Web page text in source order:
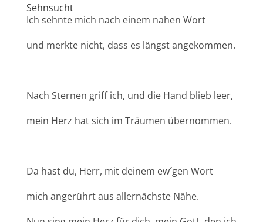
Sehnsucht
Ich sehnte mich nach einem nahen Wort
und merkte nicht, dass es längst angekommen.
Nach Sternen griff ich, und die Hand blieb leer,
mein Herz hat sich im Träumen übernommen.
Da hast du, Herr, mit deinem ew´gen Wort
mich angerührt aus allernächste Nähe.